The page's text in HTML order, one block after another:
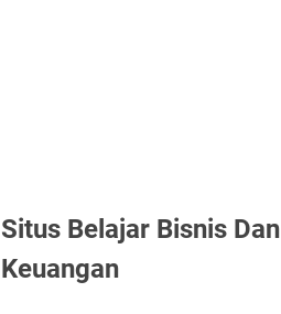
Situs Belajar Bisnis Dan
Keuangan